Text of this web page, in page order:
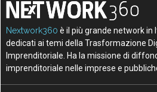
Nextwork360 è il più grande network in
dedicati ai temi della Trasformazione
Imprenditoriale. Ha la missione di
imprenditoriale nelle imprese e